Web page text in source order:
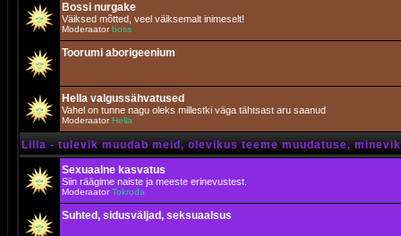
Bossi nurgake
Väiksed mõtted, veel väiksemalt inimeselt!
Moderaatorboss
Toorumi aborigeenium
Hella valgussähvatused
Vahel on tunne nagu oleks millestki väga tähtsast aru saanud
Moderaator Hella
Lilla - tulevik muudab meid, olevikus teeme muudatuse,
Sexuaalne kasvatus
Siin räägime naiste ja meeste erinevustest.
ModeraatorTokroda
Suhted, sidusväljad, seksuaalsus